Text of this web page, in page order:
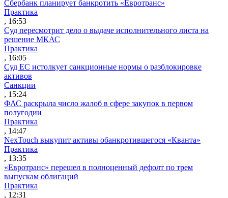
Сбербанк планирует банкротить «Евротранс»
Практика
, 16:53
Суд пересмотрит дело о выдаче исполнительного листа на
решение МКАС
Практика
, 16:05
Суд ЕС истолкует санкционные нормы о разблокировке
активов
Санкции
, 15:24
ФАС раскрыла число жалоб в сфере закупок в первом
полугодии
Практика
, 14:47
NexTouch выкупит активы обанкротившегося «Кванта»
Практика
, 13:35
«Евротранс» перешел в полноценный дефолт по трем
выпускам облигаций
Практика
, 12:31